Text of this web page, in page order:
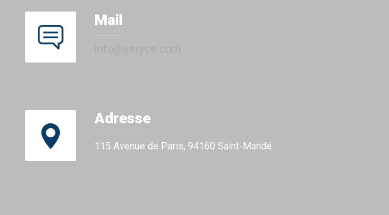
Mail
Adresse
115 Avenue de Paris, 94160 Saint-Mandé